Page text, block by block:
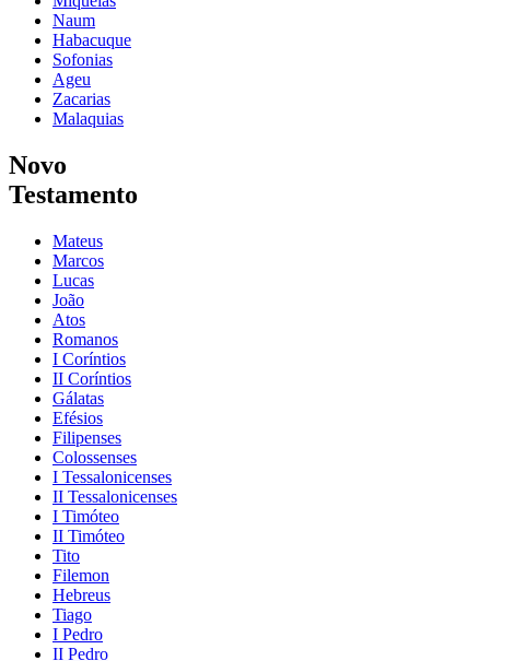
Naum
Habacuque
Sofonias
Ageu
Zacarias
Malaquias
Novo
Testamento
Mateus
Marcos
Lucas
João
Atos
Romanos
I Coríntios
II Coríntios
Gálatas
Efésios
Filipenses
Colossenses
I Tessalonicenses
II Tessalonicenses
I Timóteo
II Timóteo
Tito
Filemon
Hebreus
Tiago
I Pedro
II Pedro